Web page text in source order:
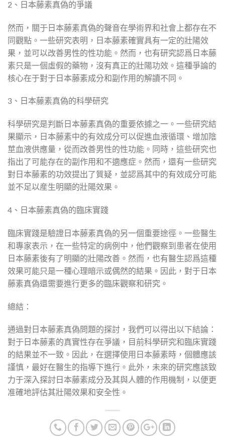
2、日本藤素真偽的爭議
然而，關于日本藤素真偽的聲音在學術界和社會上都存在不
同觀點。一些研究表明，日本藤素確實具有一定的壯陽效
果，並可以改善男性的性功能。然而，也有研究認爲日本藤
素只是一個虛假的藥物，沒有真正的壯陽功效。這種爭論的
核心在于對于日本藤素成分和副作用的解讀不同。
3、日本藤素真偽的科學研究
科學研究是判斷日本藤素真偽的重要依據之一。一些研究結
果顯示，日本藤素中的有效成分可以促進血液循環、增加陰
莖血液供應量，從而改善男性的性功能。同時，這些研究也
指出了可能存在的副作用和不適應症。然而，還有一些研究
對日本藤素的功效提出了質疑，並認爲其中的有效成分可能
並不足以産生明顯的壯陽效果。
4、日本藤素真偽的臨床實踐
臨床實踐是驗證日本藤素真偽的另一個重要途徑。一些醫生
和專家表示，在一些特定的病例中，他們觀察到患者在使用
日本藤素後有了明顯的壯陽改善。然而，也有醫生認爲這種
效果可能只是一種心理暗示或偶然的結果。因此，對于日本
藤素真偽還需要進行更多的臨床觀察和研究。
總結：
通過對日本藤素真偽問題的探討，我們可以得出以下結論：
對于日本藤素的真實性存在爭議，目前科學研究和臨床實踐
的結果並不一致。因此，在選擇使用日本藤素時，個體應該
謹慎，最好在醫生的指導下進行。此外，未來的研究應該致
力于深入探討日本藤素成分及其與人體的作用機制，以便更
准確地評估其壯陽效果和安全性。